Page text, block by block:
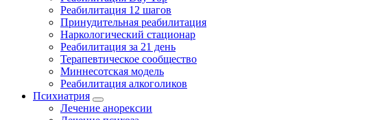
Реабилитация 12 шагов
Принудительная реабилитация
Наркологический стационар
Реабилитация за 21 день
Терапевтическое сообщество
Миннесотская модель
Реабилитация алкоголиков
Психиатрия
Лечение анорексии